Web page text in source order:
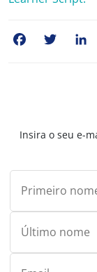
Facebook
Insira o seu e-